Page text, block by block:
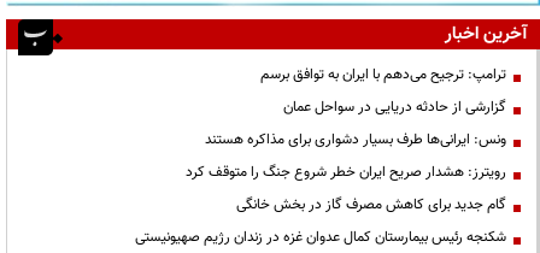
آخرین اخبار
ترامپ: ترجیح می‌دهم با ایران به توافق برسم
گزارشی از حادثه دریایی در سواحل عمان
ونس: ایرانی‌ها طرف بسیار دشواری برای مذاکره هستند
رویترز: هشدار صریح ایران خطر شروع جنگ را متوقف کرد
گام جدید برای کاهش مصرف گاز در بخش خانگی
شکنجه رئیس بیمارستان کمال عدوان غزه در زندان رژیم صهیونیستی